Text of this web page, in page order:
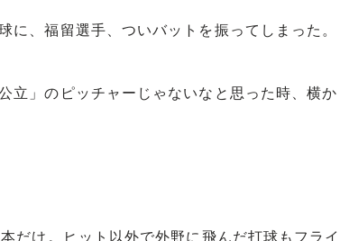
、福留選手、ついバットを振ってしまった。
立」のピッチャーじゃないなと思った時、横か
け。ヒット以外で外野に飛んだ打球もフライ